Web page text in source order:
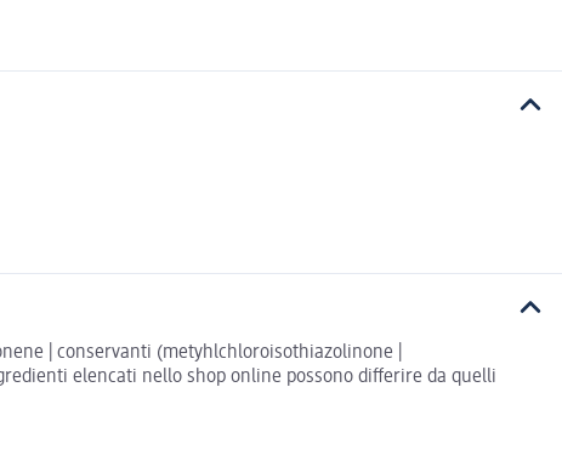
| conservanti (metyhlchloroisothiazolinone |
elencati nello shop online possono differire da quelli